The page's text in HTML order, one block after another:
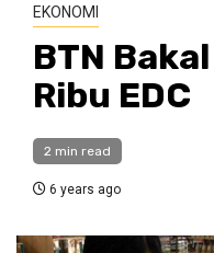
EKONOMI
BTN
Ribu EDC
2 min read
6 years ago